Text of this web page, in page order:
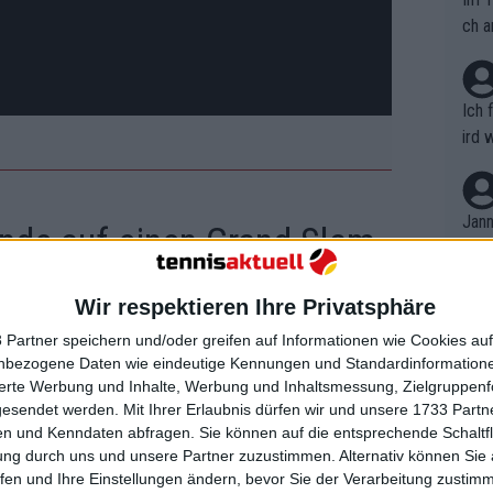
Wir respektieren Ihre Privatsphäre
Partner speichern und/oder greifen auf Informationen wie Cookies
Daten wie eindeutige Kennungen und
Werbung und Inhalte, Werbung und Inhaltsmessung,
werden. Mit Ihrer Erlaubnis dürfen wir und unsere 1733
und Kenndaten abfragen. Sie können auf die entsprechende
durch uns und unsere Partner zuzustimmen. Alternativ können Sie
und Ihre Einstellungen ändern, bevor Sie der Verarbeitung
auf einen Grand Slam-
ersten Runde in Abu Dhabi ein
Runde trifft sie auf die Siegerin
Slam-SiegerinNaomi Osaka
und der
Collins . Sollte sich Rybakina
die an Nummer fünf gesetzte
ch
Ich
ird
r in
em
t,
B.
on
n
nt.